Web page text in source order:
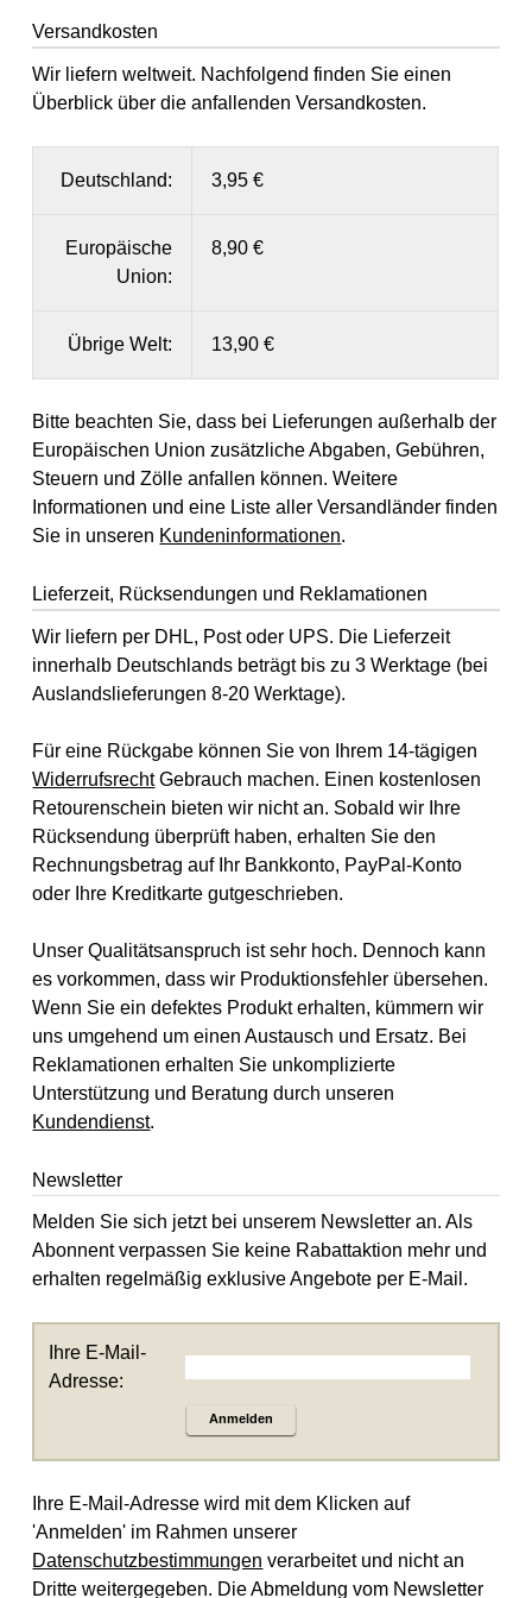
Versandkosten
Wir liefern weltweit. Nachfolgend finden Sie einen
Überblick über die anfallenden Versandkosten.
Deutschland: 3,95 €
Europäische
Union:
8,90 €
Übrige Welt: 13,90 €
Bitte beachten Sie, dass bei Lieferungen außerhalb der
Europäischen Union zusätzliche Abgaben, Gebühren,
Steuern und Zölle anfallen können. Weitere
Informationen und eine Liste aller Versandländer finden
Sie in unseren Kundeninformationen.
Lieferzeit, Rücksendungen und Reklamationen
Wir liefern per DHL, Post oder UPS. Die Lieferzeit
innerhalb Deutschlands beträgt bis zu 3 Werktage (bei
Auslandslieferungen 8-20 Werktage).
Für eine Rückgabe können Sie von Ihrem 14-tägigen
WiderrufsrechtGebrauch machen. Einen kostenlosen
Retourenschein bieten wir nicht an. Sobald wir Ihre
Rücksendung überprüft haben, erhalten Sie den
Rechnungsbetrag auf Ihr Bankkonto, PayPal-Konto
oder Ihre Kreditkarte gutgeschrieben.
Unser Qualitätsanspruch ist sehr hoch. Dennoch kann
es vorkommen, dass wir Produktionsfehler übersehen.
Wenn Sie ein defektes Produkt erhalten, kümmern wir
uns umgehend um einen Austausch und Ersatz. Bei
Reklamationen erhalten Sie unkomplizierte
Unterstützung und Beratung durch unseren
Kundendienst.
Newsletter
Melden Sie sich jetzt bei unserem Newsletter an. Als
Abonnent verpassen Sie keine Rabattaktion mehr und
erhalten regelmäßig exklusive Angebote per E-Mail.
Ihre E-Mail-
Adresse:
Anmelden
Ihre E-Mail-Adresse wird mit dem Klicken auf
'Anmelden' im Rahmen unserer
Datenschutzbestimmungen verarbeitet und nicht an
Dritte weitergegeben. Die Abmeldung vom Newsletter